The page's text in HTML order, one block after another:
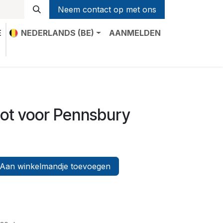
Neem contact op met ons
NEDERLANDS (BE)
AANMELDEN
voor Pennsbury
Aan winkelmandje toevoegen